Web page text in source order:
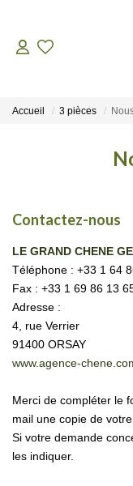
Accueil 3 pièces
Contactez-nous
LE GRAND CHENE
Téléphone : +33 1 64
Fax : +33 1 69 86 13
Adresse :
4, rue Verrier
91400 ORSAY
www.agence-
Merci de compléter le
mail une copie de
Si votre demande
les indiquer.